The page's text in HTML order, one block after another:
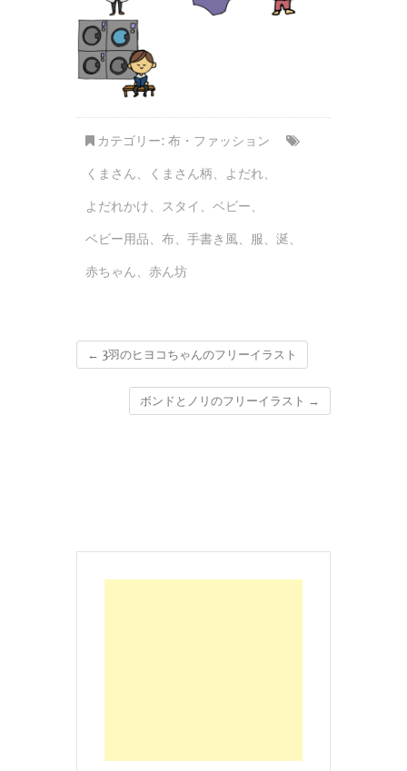
カテゴリー: 布・ファッション
くまさん、 くまさん柄、 よだれ、
よだれかけ、 スタイ 、 ベビー、
ベビー用品、 布、 手書き風、 服、 涎、
赤ちゃん、 赤ん坊
← 3羽のヒヨコちゃんのフリーイラスト
ボンドとノリのフリーイラスト →